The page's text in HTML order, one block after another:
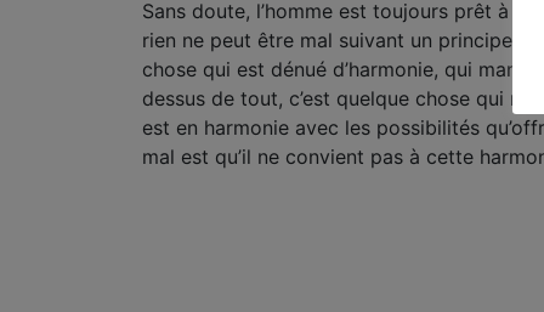
Sans doute, l’homme est toujours prêt à
rien ne peut être mal suivant un principe
chose qui est dénué d’harmonie, qui
dessus de tout, c’est quelque chose qui ne
est en harmonie avec les possibilités
mal est qu’il ne convient pas à cette